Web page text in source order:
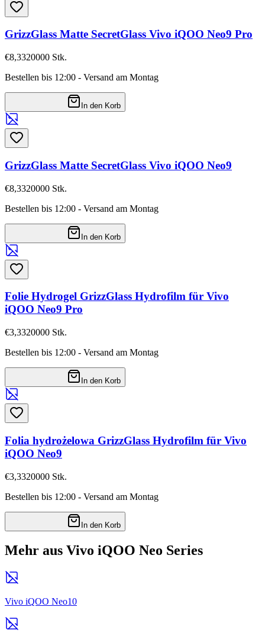
GrizzGlass Matte SecretGlass Vivo iQOO Neo9 Pro
€8,3320000 Stk.
Bestellen bis 12:00 - Versand am Montag
In den Korb
GrizzGlass Matte SecretGlass Vivo iQOO Neo9
€8,3320000 Stk.
Bestellen bis 12:00 - Versand am Montag
In den Korb
Folie Hydrogel GrizzGlass Hydrofilm für Vivo
iQOO Neo9 Pro
€3,3320000 Stk.
Bestellen bis 12:00 - Versand am Montag
In den Korb
Folia hydrożelowa GrizzGlass Hydrofilm für Vivo
iQOO Neo9
€3,3320000 Stk.
Bestellen bis 12:00 - Versand am Montag
In den Korb
Mehr aus Vivo iQOO Neo Series
Vivo iQOO Neo10